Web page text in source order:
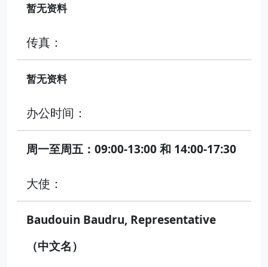
暂无资料
传真：
暂无资料
办公时间：
周一至周五：09:00-13:00 和 14:00-17:30
大使：
Baudouin Baudru, Representative
（中文名）